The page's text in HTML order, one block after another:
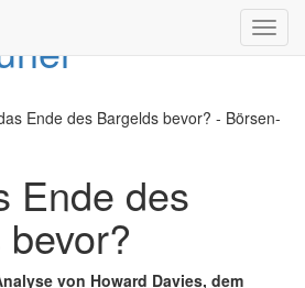
Ende des Bargelds bevor? - Börsen-
Ende des
von Howard Davies, dem